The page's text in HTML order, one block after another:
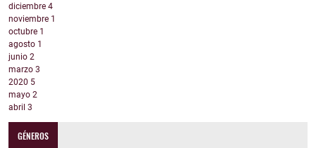
diciembre 4
noviembre 1
octubre 1
agosto 1
junio 2
marzo 3
2020 5
mayo 2
abril 3
GÉNEROS